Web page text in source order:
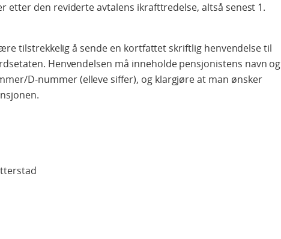
etter den reviderte avtalens ikrafttredelse, altså senest 1.
tilstrekkelig å sende en kortfattet skriftlig henvendelse til
Henvendelsen må inneholde pensjonistens navn og
D‑nummer (elleve siffer), og klargjøre at man ønsker